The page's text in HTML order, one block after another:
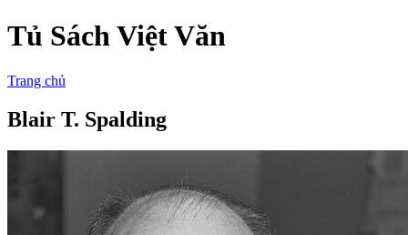
Tủ Sách Việt Văn
Trang chủ
Blair T. Spalding